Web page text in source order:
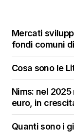
Mercati
fondi comuni
Cosa sono le
Nims: nel
euro, in
Quanti sono i